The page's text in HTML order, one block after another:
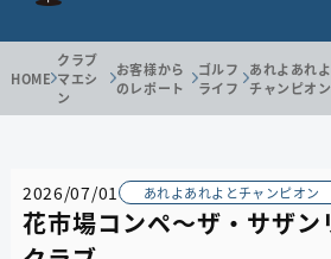
HOME
クラブ
マエシ
ン
お客様から
のレポート
ゴルフ
ライフ
あれよあれ
チャンピオン
2026/07/01 あれよあれよとチャンピオン
花市場コンペ～ザ・サザン